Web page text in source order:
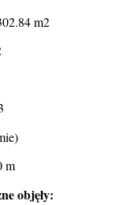
m2
m
objęły: